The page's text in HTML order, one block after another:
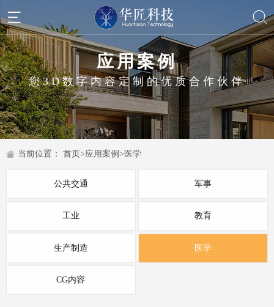
应用案例
您3D数字内容定制的优质合作伙伴
当前位置： 首页>应用案例 > 医学
公共交通 军事
工业 教育
生产制造 医学
CG内容